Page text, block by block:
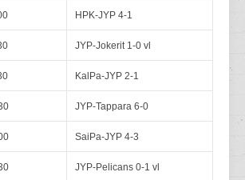
HPK-JYP 4-1
JYP-Jokerit 1-0 vl
KalPa-JYP 2-1
JYP-Tappara 6-0
SaiPa-JYP 4-3
JYP-Pelicans 0-1 vl